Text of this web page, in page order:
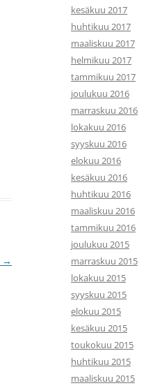
→
kesäkuu 2017
huhtikuu 2017
maaliskuu 2017
helmikuu 2017
tammikuu 2017
joulukuu 2016
marraskuu 2016
lokakuu 2016
syyskuu 2016
elokuu 2016
kesäkuu 2016
huhtikuu 2016
maaliskuu 2016
tammikuu 2016
joulukuu 2015
marraskuu 2015
lokakuu 2015
syyskuu 2015
elokuu 2015
kesäkuu 2015
toukokuu 2015
huhtikuu 2015
maaliskuu 2015